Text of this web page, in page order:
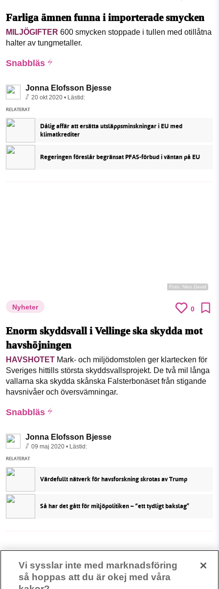
Farliga ämnen funna i importerade smycken
MILJÖGIFTER 600 smycken stoppade i tullen med otillåtna
halter av tungmetaller.
Snabbläs
Jonna Elofsson Bjesse
20 okt 2020 • Lästid:
RELATERAT
Dålig affär att ersätta utsläppsminskningar i EU med
klimatkrediter
Regeringen föreslår begränsat PFAS-förbud i väntan på EU
Foto: Nico David
Nyheter 0
Enorm skyddsvall i Vellinge ska skydda mot
havshöjningen
HAVSHOTET Mark- och miljödomstolen ger klartecken för
Sveriges hittills största skyddsvallsprojekt. De två mil långa
vallarna ska skydda skånska Falsterbonäset från stigande
havsnivåer och översvämningar.
Snabbläs
Jonna Elofsson Bjesse
09 maj 2020 • Lästid:
RELATERAT
Värdefullt nätverk för havsforskning skrotas av Trump
Så har det gått för miljöpolitiken – “ett tydligt bakslag”
Vi sysslar inte med marknadsföring
så hoppas att du är okej med våra